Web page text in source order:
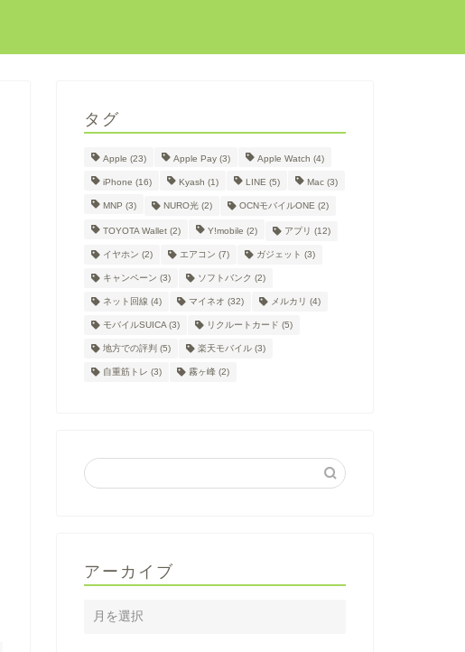
タグ
Apple (23) Apple Pay(3) Apple Watch (4)
iPhone (16) Kyash (1) LINE (5) Mac(3)
MNP (3) NURO光(2) OCNモバイルONE (2)
TOYOTA Wallet(2) Y!mobile (2) アプリ (12)
イヤホン (2) エアコン (7) ガジェット (3)
キャンペーン (3) ソフトバンク (2)
ネット回線 (4) マイネオ (32) メルカリ (4)
モバイルSUICA(3) リクルートカード (5)
地方での評判 (5) 楽天モバイル(3)
自重筋トレ (3) 霧ヶ峰(2)
アーカイブ